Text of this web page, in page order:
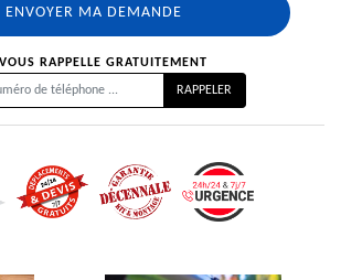
RAPPELLE GRATUITEMENT